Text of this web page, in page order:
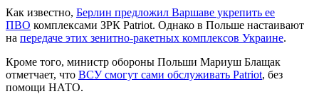
Как известно, Берлин предложил Варшаве укрепить ее
ПВО комплексами ЗРК Patriot. Однако в Польше настаивают
на передаче этих зенитно-ракетных комплексов Украине.
Кроме того, министр обороны Польши Мариуш Блащак
отметчает, что ВСУ смогут сами обслуживать Patriot, без
помощи НАТО.